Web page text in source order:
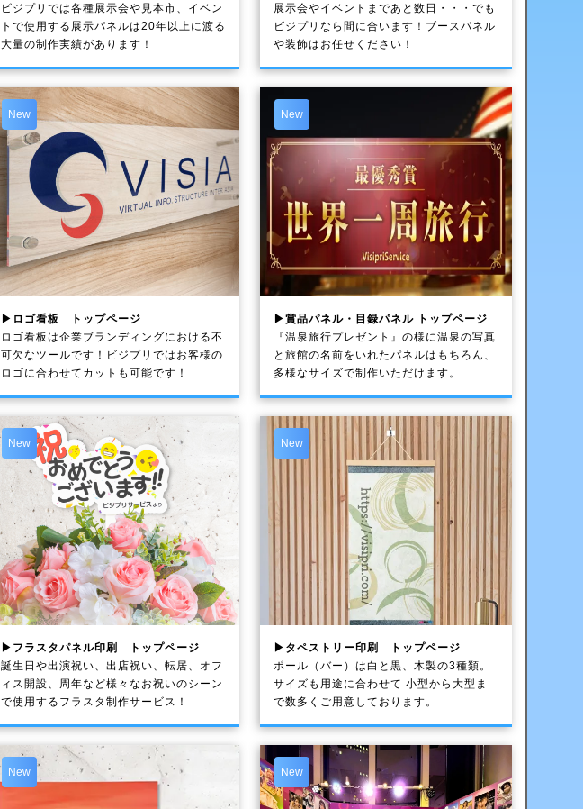
ビジプリでは各種展示会や見本市、イベン
トで使用する展示パネルは20年以上に渡る
大量の制作実績があります！
展示会やイベントまであと数日・・・でも
ビジプリなら間に合います！ブースパネル
や装飾はお任せください！
New
▶ロゴ看板 トップページ
ロゴ看板は企業ブランディングにおける不
可欠なツールです！ビジプリではお客様の
ロゴに合わせてカットも可能です！
New
▶賞品パネル・目録パネル トップページ
『温泉旅行プレゼント』の様に温泉の写真
と旅館の名前をいれたパネルはもちろん、
多様なサイズで制作いただけます。
New
▶フラスタパネル印刷 トップページ
誕生日や出演祝い、出店祝い、転居、オフ
ィス開設、周年など様々なお祝いのシーン
で使用するフラスタ制作サービス！
New
▶タペストリー印刷 トップページ
ポール（バー）は白と黒、木製の3種類。
サイズも用途に合わせて 小型から大型ま
で数多くご用意しております。
New New